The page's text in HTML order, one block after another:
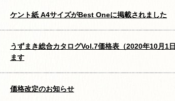
ケント紙 A4サイズがBest Oneに掲載されました
うずまき総合カタログVol.7価格表（2020年10月1
ます
価格改定のお知らせ